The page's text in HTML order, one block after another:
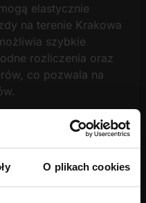
O plikach cookies
elastycznie
na terenie Krakowa
szybkie
rozliczenia oraz
co pozwala na